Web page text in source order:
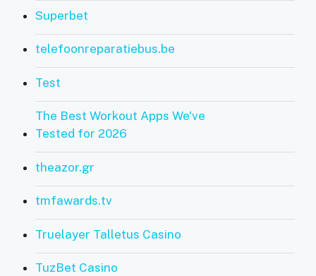
Superbet
telefoonreparatiebus.be
Test
The Best Workout Apps We've
Tested for 2026
theazor.gr
tmfawards.tv
Truelayer Talletus Casino
TuzBet Casino